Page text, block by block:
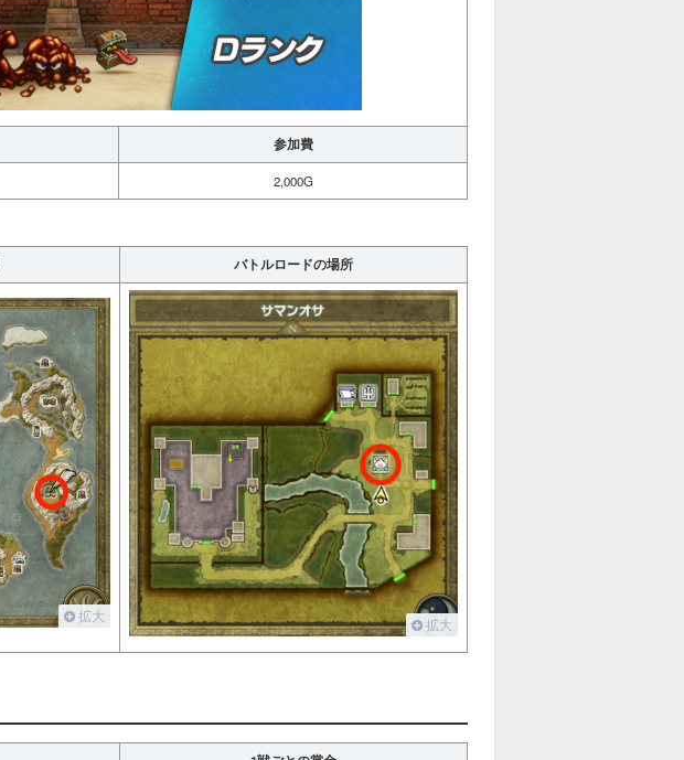
参加費
2,000G
バトルロードの場所
拡大 拡大